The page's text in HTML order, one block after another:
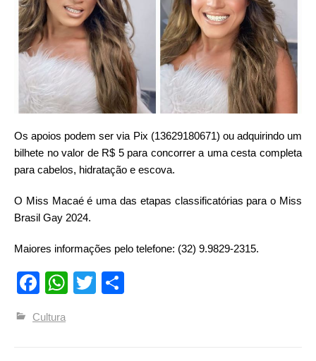
Os apoios podem ser via Pix (13629180671) ou adquirindo um
bilhete no valor de R$ 5 para concorrer a uma cesta completa
para cabelos, hidratação e escova.
O Miss Macaé é uma das etapas classificatórias para o Miss
Brasil Gay 2024.
Maiores informações pelo telefone: (32) 9.9829-2315.
Facebook
WhatsApp
Twitter
Cultura